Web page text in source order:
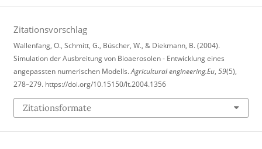
Zitationsvorschlag
Wallenfang, O., Schmitt, G., Büscher, W., & Diekmann, B. (2004).
Simulation der Ausbreitung von Bioaerosolen - Entwicklung eines
angepassten numerischen Modells.Agricultural engineering.Eu, 59(5),
278–279. https://doi.org/10.15150/lt.2004.1356
Zitationsformate